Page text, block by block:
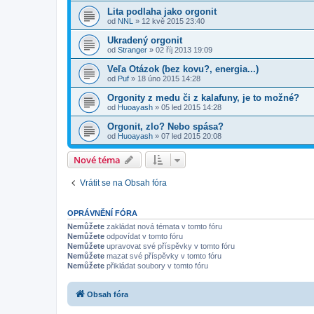
Lita podlaha jako orgonit
od NNL » 12 kvě 2015 23:40
Ukradený orgonit
od Stranger » 02 říj 2013 19:09
Veľa Otázok (bez kovu?, energia...)
od Puf » 18 úno 2015 14:28
Orgonity z medu či z kalafuny, je to možné?
od Huoayash » 05 led 2015 14:28
Orgonit, zlo? Nebo spása?
od Huoayash » 07 led 2015 20:08
Nové téma
Vrátit se na Obsah fóra
OPRÁVNĚNÍ FÓRA
Nemůžete zakládat nová témata v tomto fóru
Nemůžete odpovídat v tomto fóru
Nemůžete upravovat své příspěvky v tomto fóru
Nemůžete mazat své příspěvky v tomto fóru
Nemůžete přikládat soubory v tomto fóru
Obsah fóra